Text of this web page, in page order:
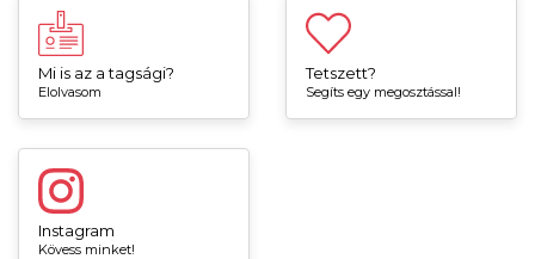
Mi is az a tagsági?
Elolvasom
Tetszett?
Segíts egy megosztással!
Instagram
Kövess minket!